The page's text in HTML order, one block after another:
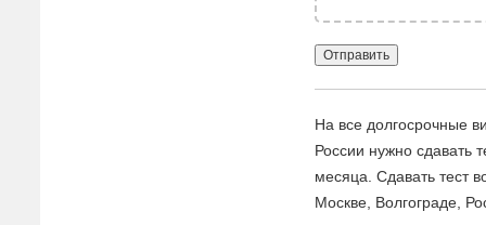
На все долгосрочные
России нужно сдавать
месяца. Сдавать тест
Москве, Волгограде,